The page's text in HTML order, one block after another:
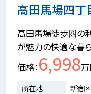
高田馬場四丁
高田馬場徒歩圏の
が魅力の快適な暮
価格 6,998
所在地
新宿